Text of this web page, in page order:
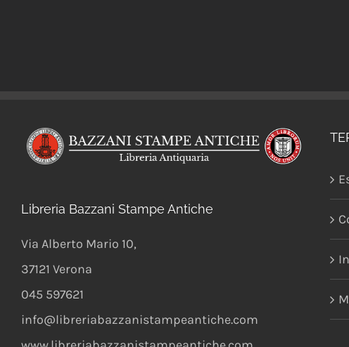
Libreria Bazzani Stampe Antiche
Via Alberto Mario 10,
37121 Verona
045 597621
info@libreriabazzanistampeantiche.com